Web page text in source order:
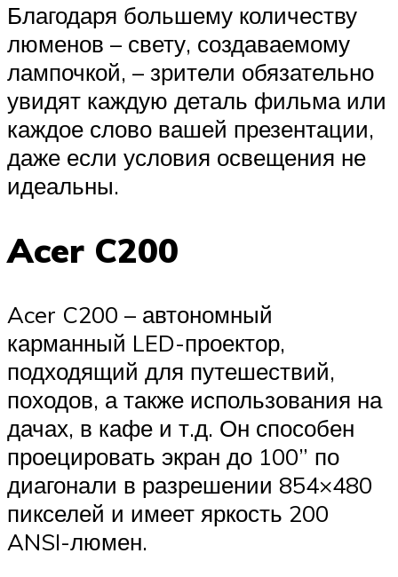
Благодаря большему количеству
люменов – свету, создаваемому
лампочкой, – зрители обязательно
увидят каждую деталь фильма или
каждое слово вашей презентации,
даже если условия освещения не
идеальны.
Acer C200
Acer C200 – автономный
карманный LED-проектор,
подходящий для путешествий,
походов, а также использования на
дачах, в кафе и т.д. Он способен
проецировать экран до 100” по
диагонали в разрешении 854×480
пикселей и имеет яркость 200
ANSI-люмен.